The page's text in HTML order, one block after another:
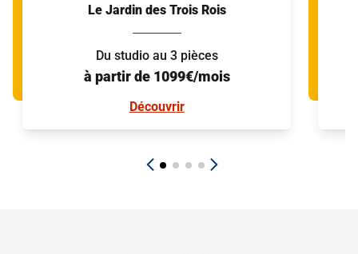
Le Jardin des Trois Rois
Du studio au 3 pièces
à partir de 1099€/mois
Découvrir